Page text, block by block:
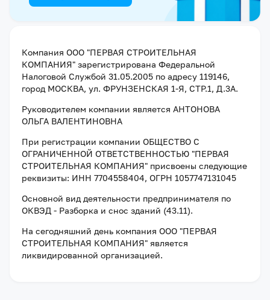
Компания ООО "ПЕРВАЯ СТРОИТЕЛЬНАЯ
КОМПАНИЯ" зарегистрирована Федеральной
Налоговой Службой 31.05.2005 по адресу 119146,
город МОСКВА, ул. ФРУНЗЕНСКАЯ 1-Я, СТР.1, Д.3А.
Руководителем компании является АНТОНОВА
ОЛЬГА ВАЛЕНТИНОВНА
При регистрации компании ОБЩЕСТВО С
ОГРАНИЧЕННОЙ ОТВЕТСТВЕННОСТЬЮ "ПЕРВАЯ
СТРОИТЕЛЬНАЯ КОМПАНИЯ" присвоены следующие
реквизиты: ИНН 7704558404, ОГРН 1057747131045
Основной вид деятельности предпринимателя по
ОКВЭД - Разборка и снос зданий (43.11).
На сегодняшний день компания ООО "ПЕРВАЯ
СТРОИТЕЛЬНАЯ КОМПАНИЯ" является
ликвидированной организацией.